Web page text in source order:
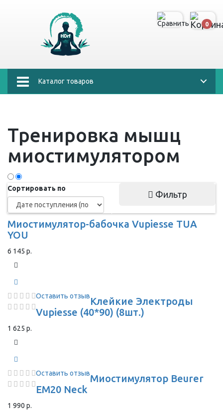
0
Каталог товаров
Тренировка мышц
миостимулятором
Сортировать по
Фильтр
Миостимулятор-бабочка Vupiesse TUA
YOU
6 145 р.
Оставить отзывКлейкие Электроды
Vupiesse (40*90) (8шт.)
1 625 р.
Оставить отзывМиостимулятор Beurer
EM20 Neck
1 990 р.